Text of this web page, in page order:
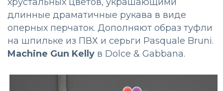
длинные драматичные рукава в виде
оперных перчаток. Дополняют образ туфли
на шпильке из ПВХ и серьги Pasquale Bruni.
Machine Gun Kelly в Dolce & Gabbana.